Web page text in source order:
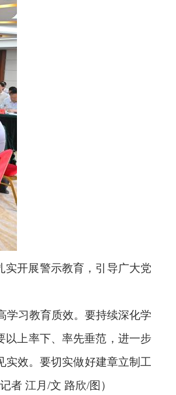
实开展警示教育，引导广大党
学习教育质效。要持续深化学
以上率下、率先垂范，进一步
效。要切实做好建章立制工
者 江月/文 路欣/图）